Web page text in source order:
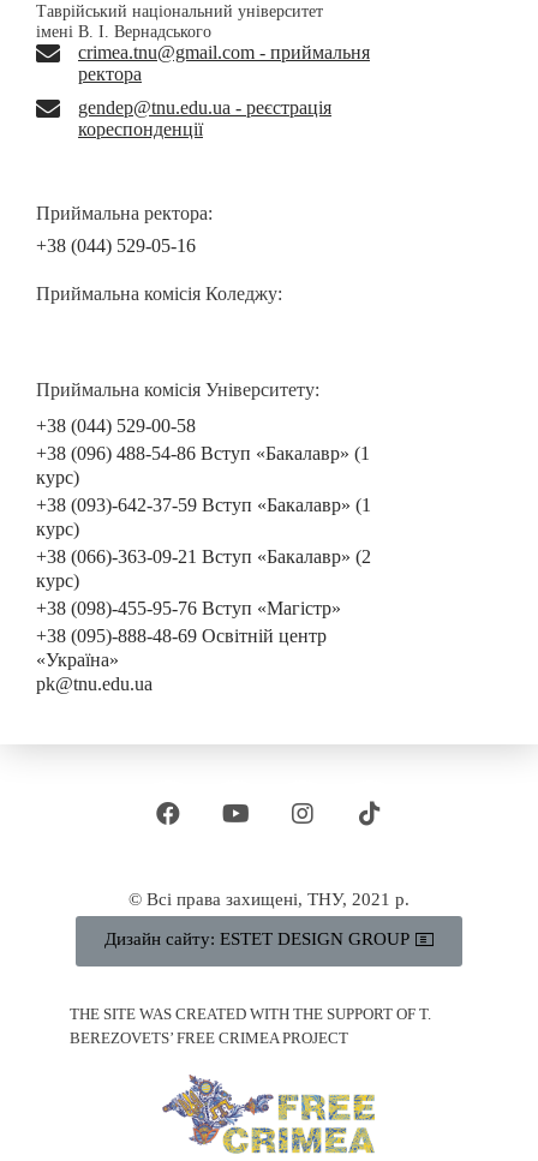
Таврійський національний університет
імені В. І. Вернадського
crimea.tnu@gmail.com - приймальня
ректора
gendep@tnu.edu.ua - реєстрація
кореспонденції
Приймальна ректора:
+38 (044) 529-05-16
Приймальна комісія Коледжу:
Приймальна комісія Університету:
+38 (044) 529-00-58
+38 (096) 488-54-86 Вступ «Бакалавр» (1
курс)
+38 (093)-642-37-59 Вступ «Бакалавр» (1
курс)
+38 (066)-363-09-21 Вступ «Бакалавр» (2
курс)
+38 (098)-455-95-76 Вступ «Магістр»
+38 (095)-888-48-69 Освітній центр
«Україна»
pk@tnu.edu.ua
© Всі права захищені, ТНУ, 2021 р.
Дизайн сайту: ESTET DESIGN GROUP
THE SITE WAS CREATED WITH THE SUPPORT OF T.
BEREZOVETS’ FREE CRIMEA PROJECT